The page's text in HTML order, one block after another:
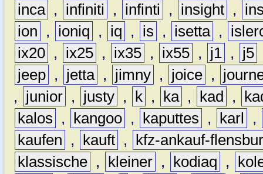
inca , infiniti , infinti , insight ,
ion
, ioniq , iq , is , isetta ,
ix20 , ix25 , ix35 , ix55 , j1 , j5
jeep , jetta , jimny , joice ,
,
junior , justy , k , ka , kad ,
kalos
, kangoo , kaputtes , karl
,
kaufen
, kauft ,
kfz-ankauf-
klassische , kleiner , kodiaq ,